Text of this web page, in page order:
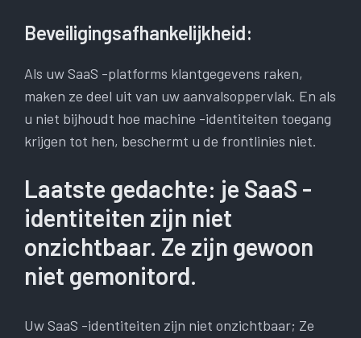
Beveiligingsafhankelijkheid:
Als uw SaaS -platforms klantgegevens raken,
maken ze deel uit van uw aanvalsoppervlak. En als
u niet bijhoudt hoe machine -identiteiten toegang
krijgen tot hen, beschermt u de frontlinies niet.
Laatste gedachte: je SaaS -
identiteiten zijn niet
onzichtbaar. Ze zijn gewoon
niet gemonitord.
Uw SaaS -identiteiten zijn niet onzichtbaar; Ze